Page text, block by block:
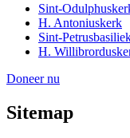
Sint-
H. Antoniuskerk
Sint-
H.
Doneer nu
Sitemap